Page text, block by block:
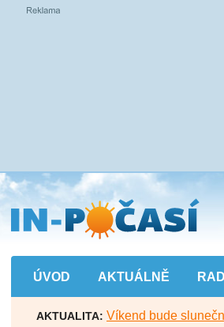
Přejít
na
hlavní
obsah
ÚVOD AKTUÁLNĚ
AKTUALITA: Víkend bude